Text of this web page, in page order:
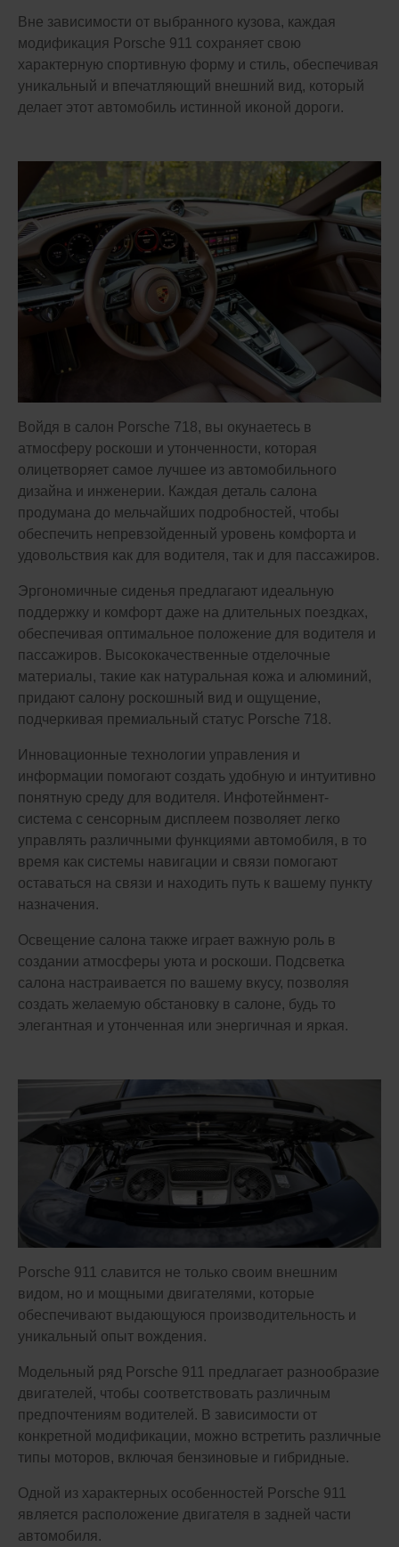
Вне зависимости от выбранного кузова, каждая
модификация Porsche 911 сохраняет свою
характерную спортивную форму и стиль, обеспечивая
уникальный и впечатляющий внешний вид, который
делает этот автомобиль истинной иконой дороги.
Войдя в салон Porsche 718, вы окунаетесь в
атмосферу роскоши и утонченности, которая
олицетворяет самое лучшее из автомобильного
дизайна и инженерии. Каждая деталь салона
продумана до мельчайших подробностей, чтобы
обеспечить непревзойденный уровень комфорта и
удовольствия как для водителя, так и для пассажиров.
Эргономичные сиденья предлагают идеальную
поддержку и комфорт даже на длительных поездках,
обеспечивая оптимальное положение для водителя и
пассажиров. Высококачественные отделочные
материалы, такие как натуральная кожа и алюминий,
придают салону роскошный вид и ощущение,
подчеркивая премиальный статус Porsche 718.
Инновационные технологии управления и
информации помогают создать удобную и интуитивно
понятную среду для водителя. Инфотейнмент-
система с сенсорным дисплеем позволяет легко
управлять различными функциями автомобиля, в то
время как системы навигации и связи помогают
оставаться на связи и находить путь к вашему пункту
назначения.
Освещение салона также играет важную роль в
создании атмосферы уюта и роскоши. Подсветка
салона настраивается по вашему вкусу, позволяя
создать желаемую обстановку в салоне, будь то
элегантная и утонченная или энергичная и яркая.
Porsche 911 славится не только своим внешним
видом, но и мощными двигателями, которые
обеспечивают выдающуюся производительность и
уникальный опыт вождения.
Модельный ряд Porsche 911 предлагает разнообразие
двигателей, чтобы соответствовать различным
предпочтениям водителей. В зависимости от
конкретной модификации, можно встретить различные
типы моторов, включая бензиновые и гибридные.
Одной из характерных особенностей Porsche 911
является расположение двигателя в задней части
автомобиля.